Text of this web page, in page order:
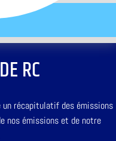
RC
récapitulatif des émissions
nos émissions et de notre